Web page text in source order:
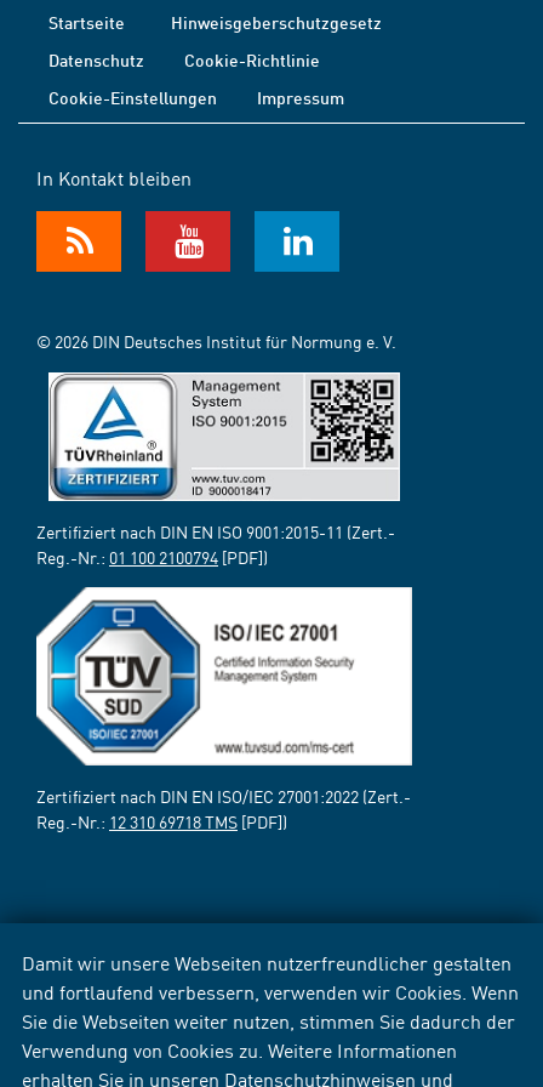
Damit wir unsere Webseiten nutzerfreundlicher gestalten
und fortlaufend verbessern, verwenden wir Cookies. Wenn
Sie die Webseiten weiter nutzen, stimmen Sie dadurch der
Verwendung von Cookies zu. Weitere Informationen
erhalten Sie in unseren Datenschutzhinweisen und
Startseite
Hinweisgeberschutzgesetz
Datenschutz
Cookie-Richtlinie
Cookie-Einstellungen
Impressum
In Kontakt bleiben
© 2026 DIN Deutsches Institut für Normung e. V.
Zertifiziert nach DIN EN ISO 9001:2015-11 (Zert.-
Reg.-Nr.: 01 100 2100794 [PDF])
Zertifiziert nach DIN EN ISO/IEC 27001:2022 (Zert.-
Reg.-Nr.: 12 310 69718 TMS [PDF])